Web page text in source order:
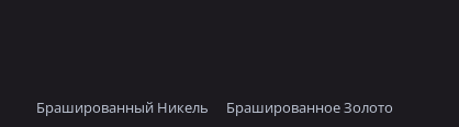
Брашированный Никель
Брашированное Золото